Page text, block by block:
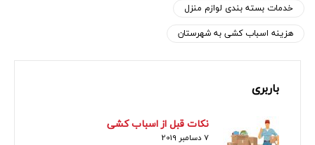
خدمات بسته بندی لوازم منزل
هزینه اسباب کشی به شهرستان
باربری
نکات قبل از اسباب کشی
7 دسامبر 2019